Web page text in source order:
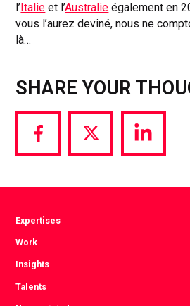
l’ Italie et l’Australie également en
vous l’aurez deviné, nous ne
là…
SHARE YOUR
Share
via
Share
via
Share
via
Expertises
Work
Insights
Talents